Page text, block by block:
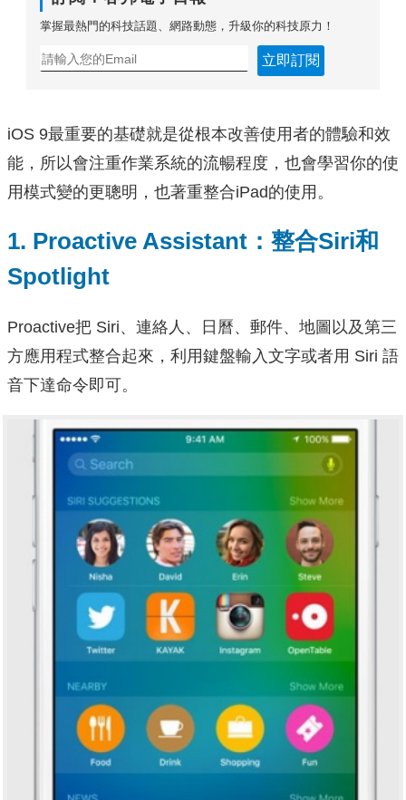
掌握最熱門的科技話題、網路動態，升級你的科技原力！
立即訂閱
iOS 9最重要的基礎就是從根本改善使用者的體驗和效
能，所以會注重作業系統的流暢程度，也會學習你的使
用模式變的更聰明，也著重整合iPad的使用。
1. Proactive Assistant：整合Siri和
Spotlight
Proactive把 Siri、連絡人、日曆、郵件、 地圖以及第三
方應用程式整合起來， 利用鍵盤輸入文字或者用 Siri 語
音下達命令即可。